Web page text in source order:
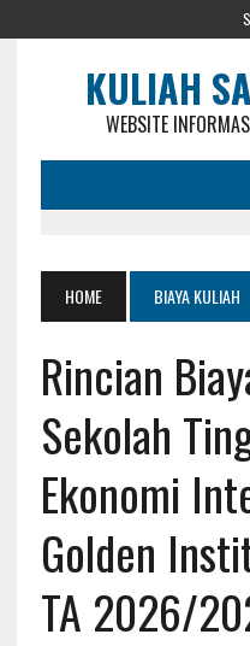
KULIAH
WEBSITE
HOME BIAYA KULIAH
Rincian
Sekolah
Ekonomi
Golden
TA 2026/